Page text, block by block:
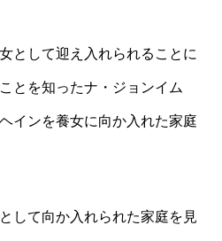
として迎え入れられることに
とを知ったナ・ジョンイム
インを養女に向か入れた家庭
して向か入れられた家庭を見